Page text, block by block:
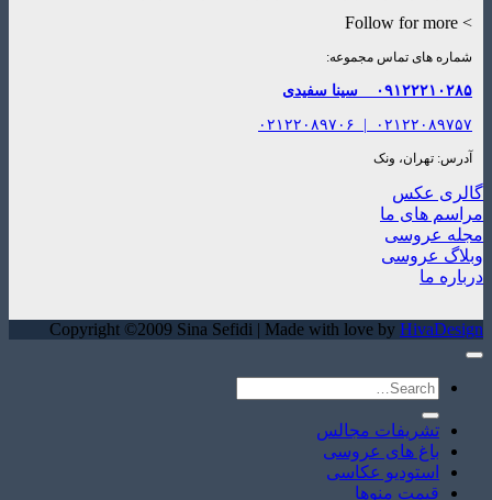
> Follow for more
شماره های تماس مجموعه:
۰۹۱۲۲۲۱۰۲۸۵ سینا سفیدی
۰۲۱۲۲۰۸۹۷۵۷ | ۰۲۱۲۲۰۸۹۷۰۶
آدرس: تهران، ونک
گالری عکس
مراسم های ما
مجله عروسی
وبلاگ عروسی
درباره ما
Copyright ©2009 Sina Sefidi | Made with love by HivaDesign
تشریفات مجالس
باغ های عروسی
استودیو عکاسی
قیمت منوها